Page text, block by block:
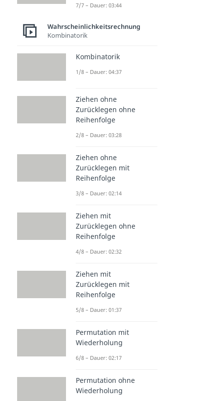
7/7 – Dauer: 03:44
Wahrscheinlichkeitsrechnung
Kombinatorik
Kombinatorik
1/8 – Dauer: 04:37
Ziehen ohne
Zurücklegen ohne
Reihenfolge
2/8 – Dauer: 03:28
Ziehen ohne
Zurücklegen mit
Reihenfolge
3/8 – Dauer: 02:14
Ziehen mit
Zurücklegen ohne
Reihenfolge
4/8 – Dauer: 02:32
Ziehen mit
Zurücklegen mit
Reihenfolge
5/8 – Dauer: 01:37
Permutation mit
Wiederholung
6/8 – Dauer: 02:17
Permutation ohne
Wiederholung